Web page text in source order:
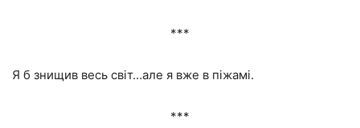
***
Я б знищив весь світ…але я вже в піжамі.
***